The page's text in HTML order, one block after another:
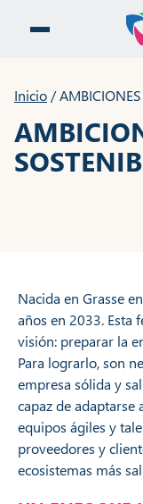
ABRIR EL
Inicio/
Nacida en Grasse
años en 2033.
visión: preparar la
Para lograrlo, son
empresa sólida y
capaz de
equipos ágiles y
proveedores y
ecosistemas más